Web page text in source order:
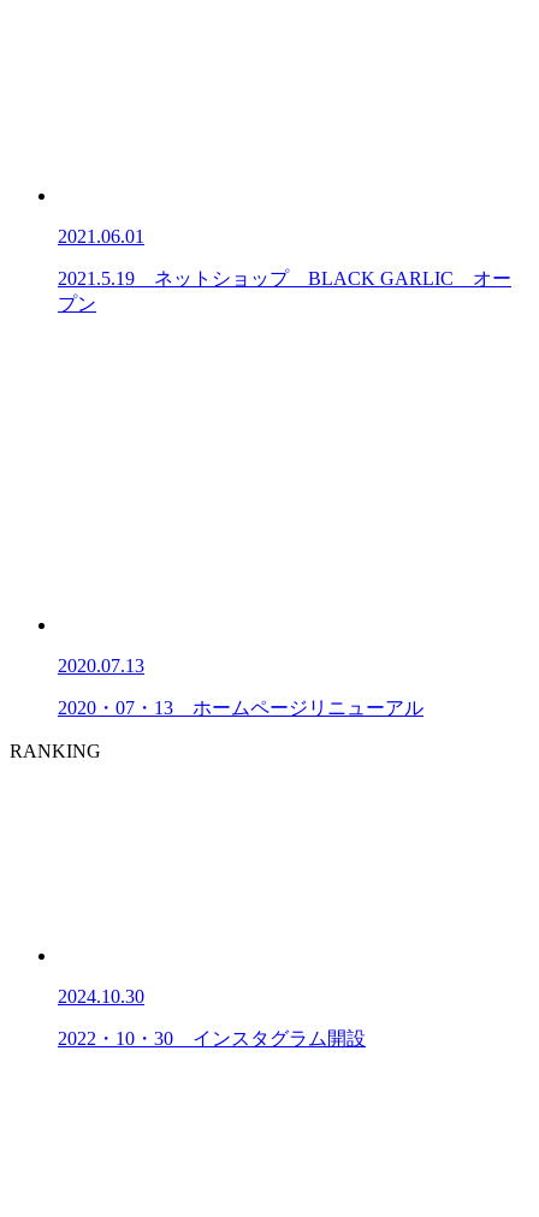
2021.06.01
2021.5.19 ネットショップ BLACK GARLIC オー
プン
2020.07.13
2020・07・13 ホームページリニューアル
RANKING
2024.10.30
2022・10・30 インスタグラム開設